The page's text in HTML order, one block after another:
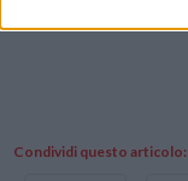
Condividi questo articolo: